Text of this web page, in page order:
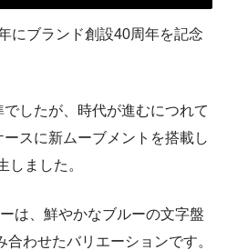
にブランド創設40周年を記念
したが、時代が進むにつれて
スに新ムーブメントを搭載し
しました。
は、鮮やかなブルーの文字盤
わせたバリエーションです。